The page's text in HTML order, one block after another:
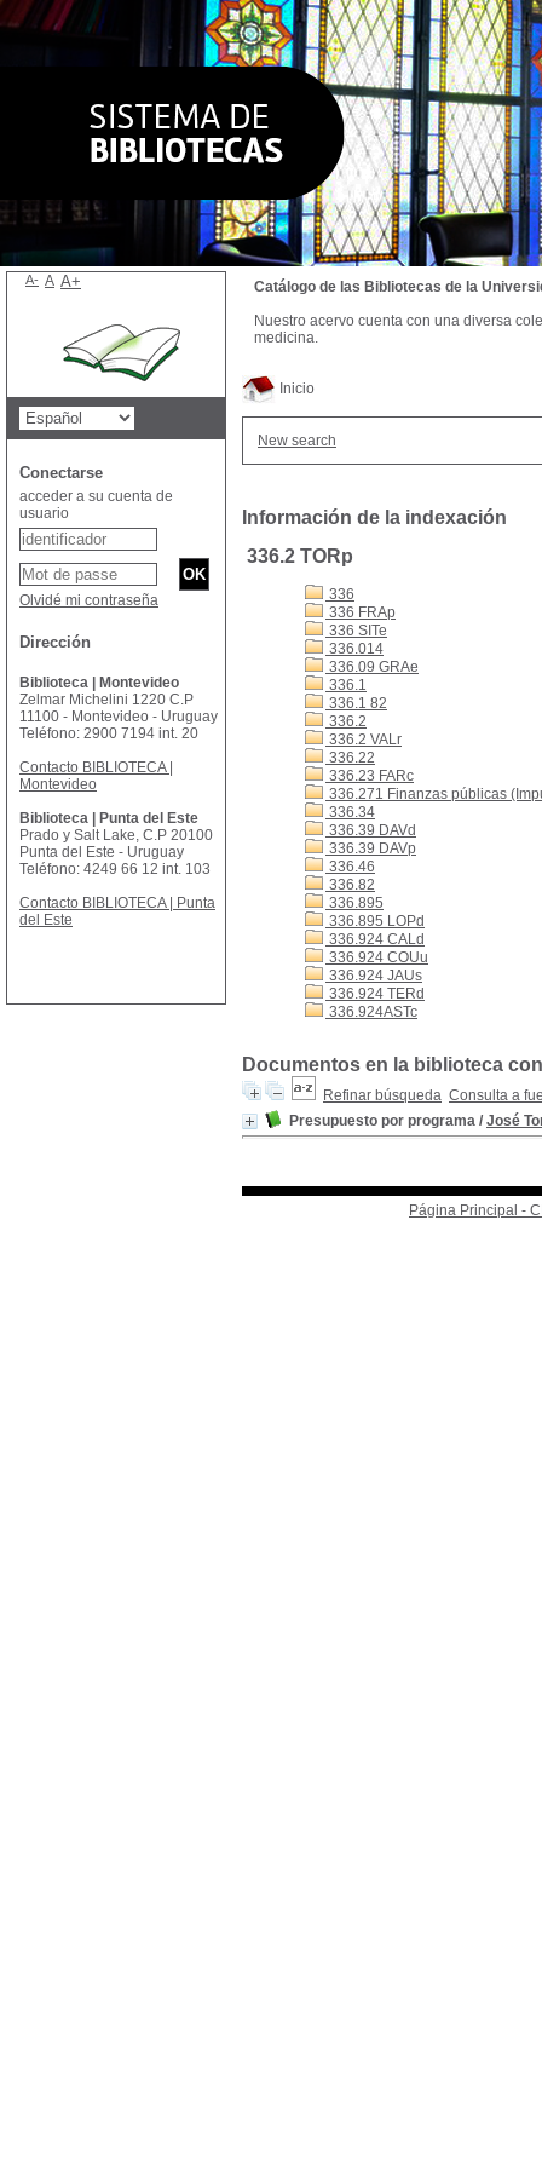
Inicio
New search
Información de la indexación
336.2 TORp
336
336 FRAp
336 SITe
336.014
336.09 GRAe
336.1
336.1 82
336.2
336.2 VALr
336.22
336.23 FARc
336.271 Finanzas públicas
336.34
336.39 DAVd
336.39 DAVp
336.46
336.82
336.895
336.895 LOPd
336.924 CALd
336.924 COUu
336.924 JAUs
336.924 TERd
336.924ASTc
Documentos en la biblioteca
Refinar búsqueda Consulta a
Presupuesto por programa / José
Página Principal -
Catálogo de las Bibliotecas de la
Nuestro acervo cuenta con una diversa
medicina.
A- A A+
Conectarse
acceder a su cuenta de
usuario
Olvidé mi contraseña
Dirección
Biblioteca | Montevideo
Zelmar Michelini 1220 C.P
11100 - Montevideo - Uruguay
Teléfono: 2900 7194 int. 20
Contacto BIBLIOTECA |
Montevideo
Biblioteca | Punta del Este
Prado y Salt Lake, C.P 20100
Punta del Este - Uruguay
Teléfono: 4249 66 12 int. 103
Contacto BIBLIOTECA | Punta
del Este